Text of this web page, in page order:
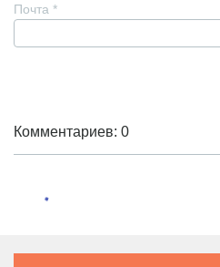
Почта *
Комментариев: 0